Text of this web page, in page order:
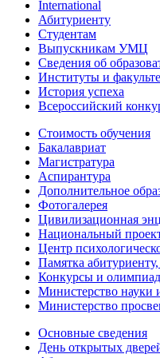
International
Абитуриенту
Студентам
Выпускникам УМЦ
Сведения об
Институты и
История успеха
Всероссийский
Стоимость обучения
Бакалавриат
Магистратура
Аспирантура
Дополнительное
Фотогалерея
Цивилизационная
Национальный
Центр
Памятка
Конкурсы и
Министерство науки
Министерство
Основные сведения
День открытых